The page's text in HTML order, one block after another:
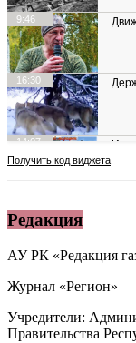
Редакция
АУ РК «Редакция
Журнал «Регион»
Учредители:
Правительства